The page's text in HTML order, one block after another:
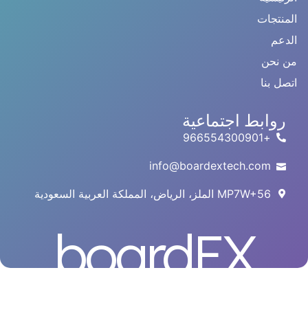
المنتجات
الدعم
من نحن
اتصل بنا
روابط اجتماعية
+966554300901
info@boardextech.com
MP7W+56 الملز، الرياض، المملكة العربية السعودية
boardEX